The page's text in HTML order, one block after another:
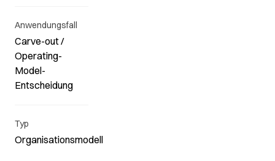
Anwendungsfall
Carve-out /
Operating-
Model-
Entscheidung
Typ
Organisationsmodell